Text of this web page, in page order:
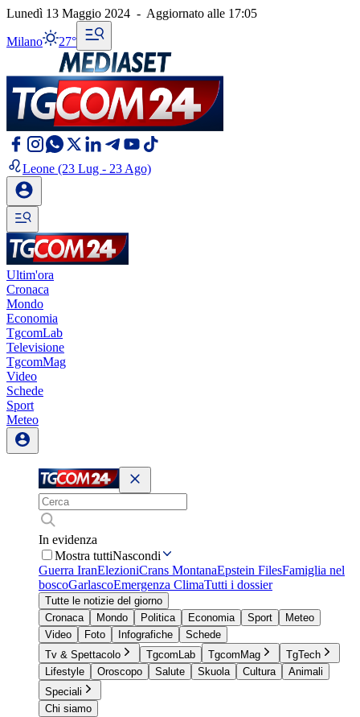
Lunedì 13 Maggio 2024 - Aggiornato alle 17:05
Milano 27°
Leone (23 Lug - 23 Ago)
Ultim'ora
Cronaca
Mondo
Economia
TgcomLab
Televisione
TgcomMag
Video
Schede
Sport
Meteo
In evidenza
Mostra tuttiNascondi
Guerra IranElezioniCrans MontanaEpstein FilesFamiglia nel
boscoGarlascoEmergenza ClimaTutti i dossier
Tutte le notizie del giorno
Cronaca
Mondo Politica Economia Sport
Meteo
Video
Foto Infografiche
Schede
Tv & Spettacolo
TgcomLab TgcomMag
TgTech
Lifestyle
Oroscopo Salute Skuola Cultura
Animali
Speciali
Chi siamo